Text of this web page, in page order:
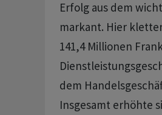
Erfolg aus dem
markant. Hier
141,4 Millionen
dem
Insgesamt erhöhte